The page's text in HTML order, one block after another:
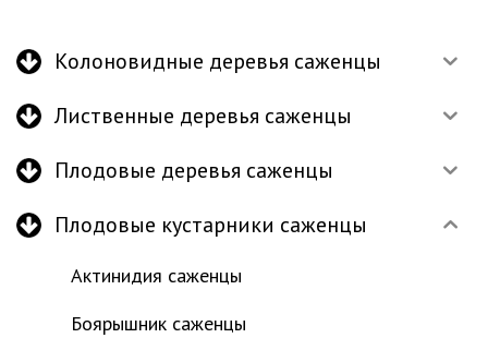
Колоновидные деревья саженцы
Лиственные деревья саженцы
Плодовые деревья саженцы
Плодовые кустарники саженцы
Актинидия саженцы
Боярышник саженцы